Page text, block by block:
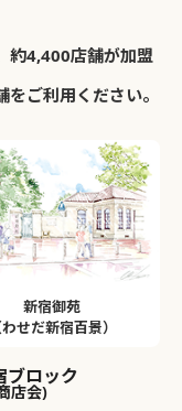
約4,400店舗が加盟
ご利用ください。
新宿御苑
わせだ新宿百景）
ブロック
店会)